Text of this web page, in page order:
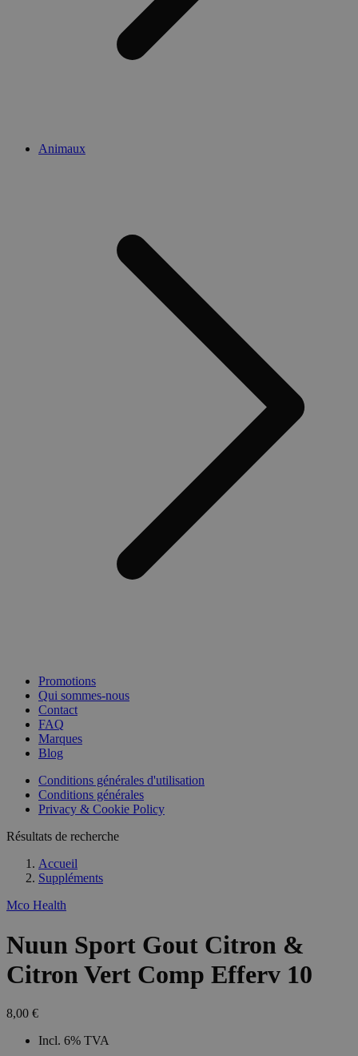
Animaux
Promotions
Qui sommes-nous
Contact
FAQ
Marques
Blog
Conditions générales d'utilisation
Conditions générales
Privacy & Cookie Policy
Résultats de recherche
Accueil
Suppléments
Mco Health
Nuun Sport Gout Citron &
Citron Vert Comp Efferv 10
8,00 €
Incl. 6% TVA